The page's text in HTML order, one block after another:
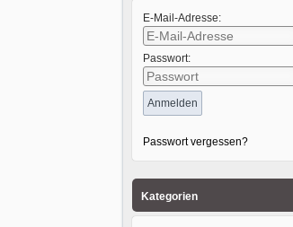
E-Mail-Adresse:
Passwort:
Passwort vergessen?
Kategorien